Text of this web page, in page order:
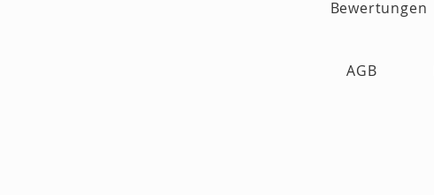
Bewertungen
AGB